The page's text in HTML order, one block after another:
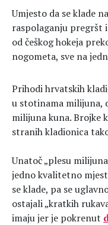
Indoor &
Takmičarski
Savjeti
Ostalo
ISHRANA
Dijete
Nutricionizam
Recepti
Suplementi
Tablica kalorija
ZDRAVLJE
Um i tijelo
Povrede i
Lifestyle
Trudnice
Bodybuilding
Fitness
Ishrana
Hedonizam
VODA
Njega nje
Njega njega
Šminka
Tehnologija
KALORIJE
Umjesto da se klade
raspolaganju pregršt
od češkog hokeja
nogometa, sve na
Prihodi hrvatskih
u stotinama milijuna,
milijuna kuna. Brojke
stranih kladionica
Unatoč „plesu
jedno kvalitetno
se klade, pa se
ostajali „kratkih
imaju jer je pokrenut